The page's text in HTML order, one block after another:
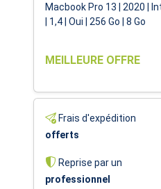
Macbook Pro 13 | 2020 |
| 1,4 | Oui | 256 Go | 8 Go
MEILLEURE OFFRE
Frais d'expédition
offerts
Reprise par un
professionnel